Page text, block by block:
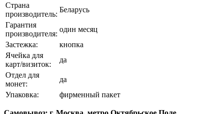
Страна
производитель:
Беларусь
Гарантия
производителя:
один месяц
Застежка:
кнопка
Ячейка для
карт/визиток:
да
Отдел для
монет:
да
Упаковка:
фирменный пакет